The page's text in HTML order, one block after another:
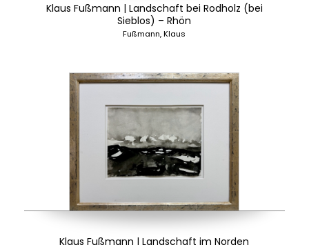
Klaus Fußmann | Landschaft bei Rodholz (bei
Sieblos) – Rhön
Fußmann, Klaus
Klaus Fußmann | Landschaft im Norden